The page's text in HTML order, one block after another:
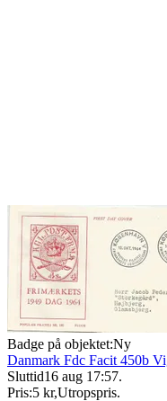
Badge på objektet:Ny
Danmark Fdc Facit 450b
Sluttid16 aug 17:57.
Pris:5 kr,Utropspris.